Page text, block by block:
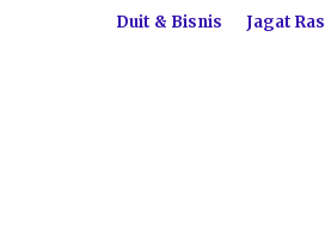
Duit & Bisnis Jagat